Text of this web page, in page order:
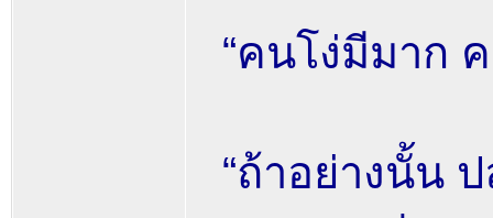
“คนโง่มีมาก
“ถ้าอย่างนั้น